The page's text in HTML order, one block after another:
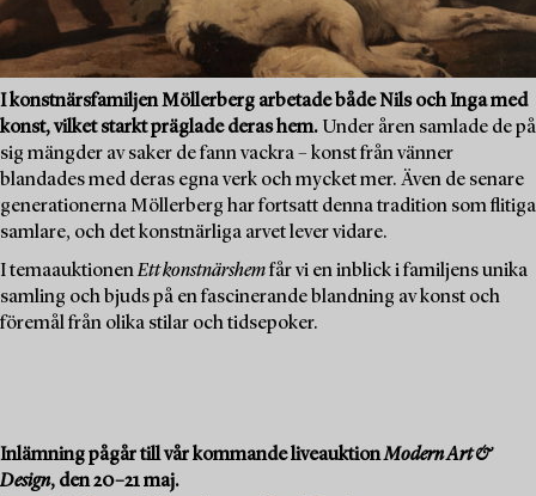
I konstnärsfamiljen Möllerberg arbetade både Nils och Inga med
konst, vilket starkt präglade deras hem. Under åren samlade de på
sig mängder av saker de fann vackra – konst från vänner
blandades med deras egna verk och mycket mer. Även de senare
generationerna Möllerberg har fortsatt denna tradition som flitiga
samlare, och det konstnärliga arvet lever vidare.
I temaauktionenEtt konstnärshemfår vi en inblick i familjens unika
samling och bjuds på en fascinerande blandning av konst och
föremål från olika stilar och tidsepoker.
Inlämning pågår till vår kommande liveauktionModern Art &
Design, den 20–21 maj.